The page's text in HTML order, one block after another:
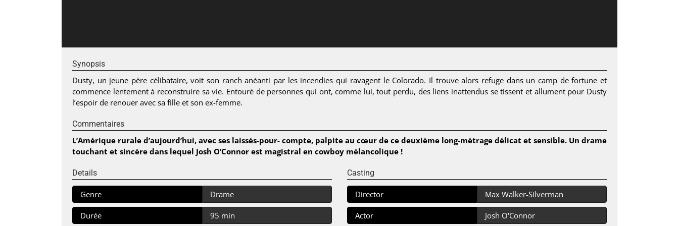
Synopsis
Dusty, un jeune père célibataire, voit son ranch anéanti par les incendies qui ravagent le Colorado. Il trouve alors refuge dans un camp de fortune et
commence lentement à reconstruire sa vie. Entouré de personnes qui ont, comme lui, tout perdu, des liens inattendus se tissent et allument pour Dusty
l’espoir de renouer avec sa fille et son ex-femme.
Commentaires
L’Amérique rurale d’aujourd’hui, avec ses laissés-pour- compte, palpite au cœur de ce deuxième long-métrage délicat et sensible. Un drame
touchant et sincère dans lequel Josh O’Connor est magistral en cowboy mélancolique !
Details
Genre Drame
Durée 95 min
Casting
Director Max Walker-Silverman
Actor Josh O'Connor